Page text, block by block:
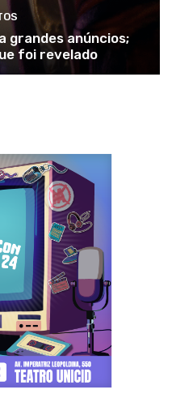
grandes anúncios;
foi revelado